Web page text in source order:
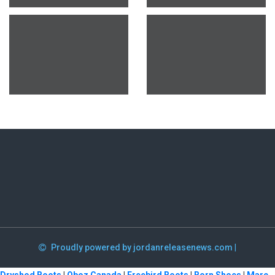
Proudly powered by jordanreleasenews.com